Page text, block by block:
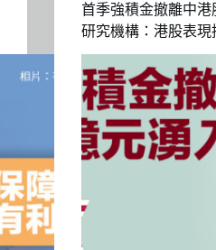
首季強積金撤離中港
研究機構：港股表現